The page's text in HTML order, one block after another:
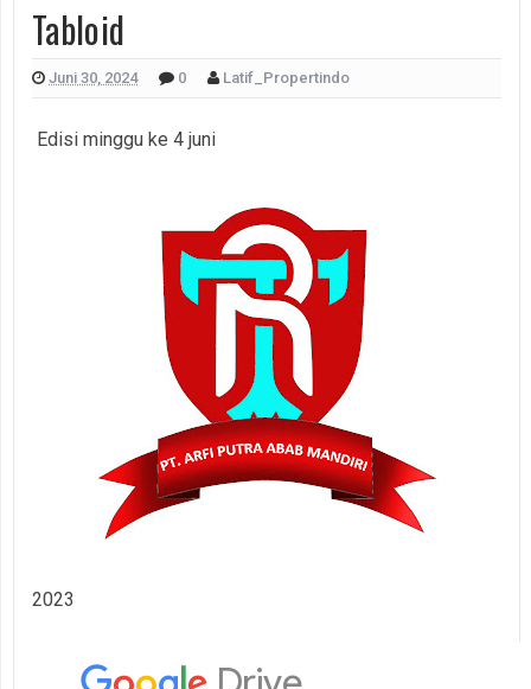
Tabloid
Juni 30, 2024 0 Latif_Propertindo
Edisi minggu ke 4 juni
2023